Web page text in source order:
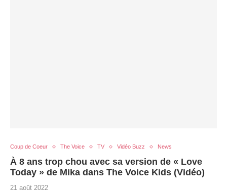
Coup de Coeur The Voice TV Vidéo Buzz News
À 8 ans trop chou avec sa version de « Love
Today » de Mika dans The Voice Kids (Vidéo)
21 août 2022